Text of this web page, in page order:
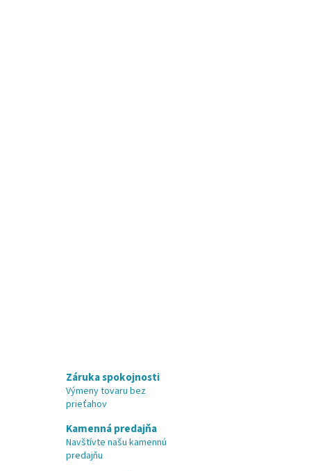
Záruka spokojnosti
Výmeny tovaru bez
prieťahov
Kamenná predajňa
Navštívte našu kamennú
predajňu